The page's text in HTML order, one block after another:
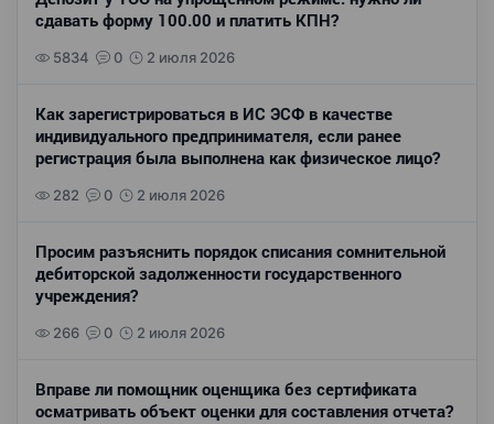
сдавать форму 100.00 и платить КПН?
5834 0 2 июля 2026
Как зарегистрироваться в ИС ЭСФ в качестве
индивидуального предпринимателя, если ранее
регистрация была выполнена как физическое лицо?
282 0 2 июля 2026
Просим разъяснить порядок списания сомнительной
дебиторской задолженности государственного
учреждения?
266 0 2 июля 2026
Вправе ли помощник оценщика без сертификата
осматривать объект оценки для составления отчета?